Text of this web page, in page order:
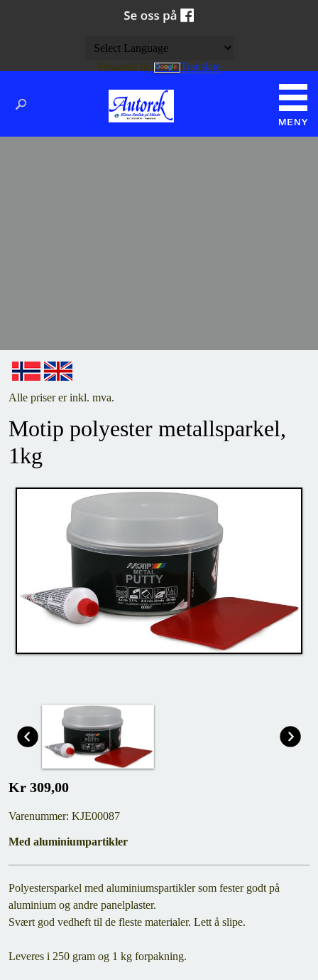
Alle priser er inkl. mva.
Motip polyester metallsparkel,
1kg
Kr 309,00
Varenummer: KJE00087
Med aluminiumpartikler
Polyestersparkel med aluminiumspartikler som fester godt på
aluminium og andre panelplaster.
Svært god vedheft til de fleste materialer. Lett å slipe.
Leveres i 250 gram og 1 kg forpakning.
Powered by Translate